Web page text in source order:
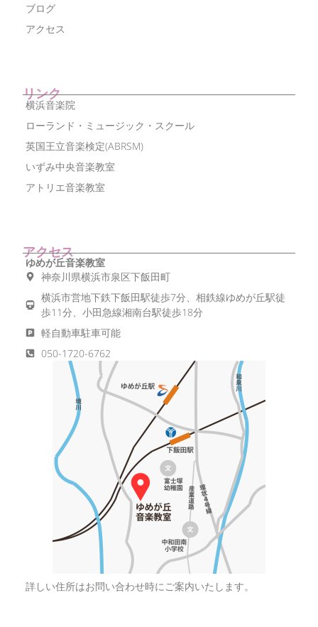
ブログ
アクセス
リンク
横浜音楽院
ローランド・ミュージック・スクール
英国王立音楽検定(ABRSM)
いずみ中央音楽教室
アトリエ音楽教室
アクセス
ゆめが丘音楽教室
神奈川県横浜市泉区下飯田町
横浜市営地下鉄下飯田駅徒歩7分、相鉄線ゆめが丘駅徒
歩11分、小田急線湘南台駅徒歩18分
軽自動車駐車可能
050-1720-6762
詳しい住所はお問い合わせ時にご案内いたします。